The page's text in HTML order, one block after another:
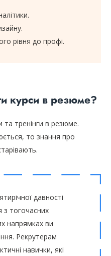
рівня до профі.
курси в резюме?
та тренінги в резюме.
то знання про
давності
з тогочасних
напрямках ви
Рекрутерам
навички, які